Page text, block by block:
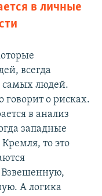
в личные
всегда
самых людей.
говорит о рисках.
в анализ
западные
то это
Взвешенную,
А логика